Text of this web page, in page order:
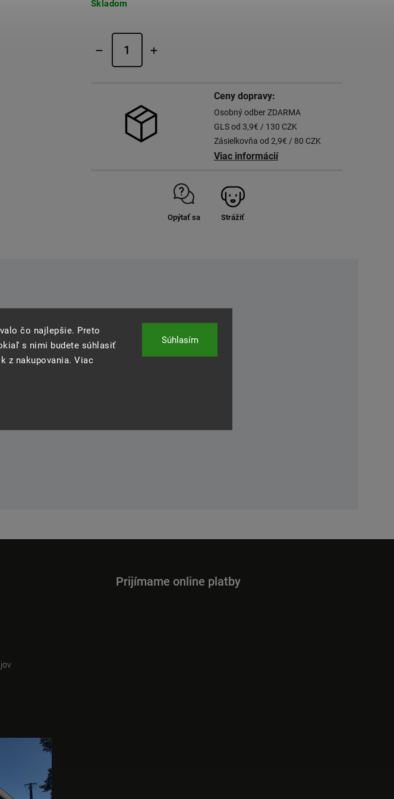
čo najlepšie. Preto
s nimi budete súhlasiť
z nakupovania. Viac
Súhlasím
Skladom
Ceny dopravy:
Osobný odber ZDARMA
GLS od 3,9€ / 130 CZK
Zásielkovňa od 2,9€ / 80 CZK
Viac informácií
Opýtať sa Strážiť
Prijímame online platby